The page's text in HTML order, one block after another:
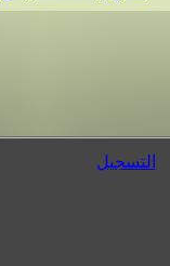
التسجيل